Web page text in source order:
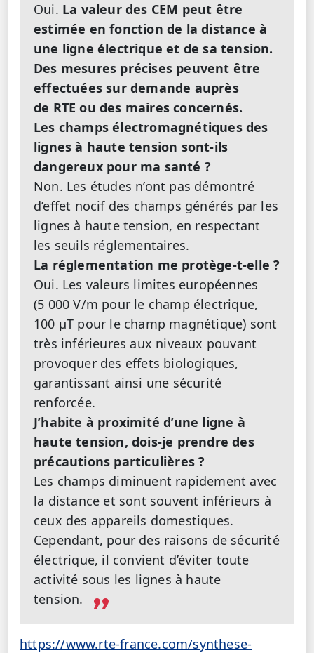
Oui. La valeur des CEM peut être
estimée en fonction de la distance à
une ligne électrique et de sa tension.
Des mesures précises peuvent être
effectuées sur demande auprès
de RTE ou des maires concernés.
Les champs électromagnétiques des
lignes à haute tension sont-ils
dangereux pour ma santé ?
Non. Les études n’ont pas démontré
d’effet nocif des champs générés par les
lignes à haute tension, en respectant
les seuils réglementaires.
La réglementation me protège-t-elle ?
Oui. Les valeurs limites européennes
(5 000 V/m pour le champ électrique,
100 µT pour le champ magnétique) sont
très inférieures aux niveaux pouvant
provoquer des effets biologiques,
garantissant ainsi une sécurité
renforcée.
J’habite à proximité d’une ligne à
haute tension, dois-je prendre des
précautions particulières ?
Les champs diminuent rapidement avec
la distance et sont souvent inférieurs à
ceux des appareils domestiques.
Cependant, pour des raisons de sécurité
électrique, il convient d’éviter toute
activité sous les lignes à haute
tension.
https://www.rte-france.com/synthese-